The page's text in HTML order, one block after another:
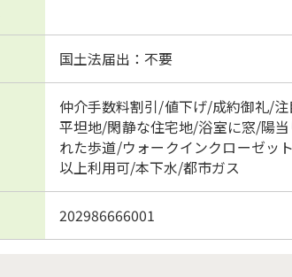
国土法届出：不要
仲介手数料割引/値下げ/成約御礼/
平坦地/閑静な住宅地/浴室に窓/陽
れた歩道/ウォークインクローゼッ
以上利用可/本下水/都市ガス
202986666001